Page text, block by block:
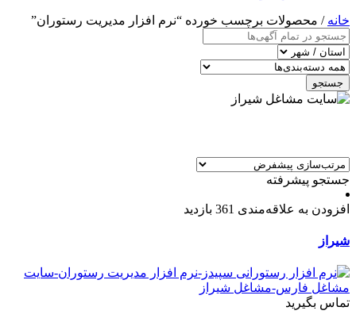
خانه / محصولات برچسب خورده “نرم افزار مدیریت رستوران”
جستجو
جستجو پیشرفته
افزودن به علاقه‌مندی 361 بازدید
شیراز
تماس بگیرید